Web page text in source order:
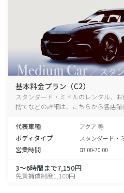
基本料金プラン（C2）
スタンダード・ミドルのレンタル、
捨てなどの詳細は、こちらから各店舗
代表車種 アクア 等
ボディタイプ スタンダード・
営業時間 08:00-20:00
3～6時間まで7,150円
免責補償制度1,100円